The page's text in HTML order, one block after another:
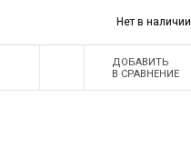
Нет в наличии
ДОБАВИТЬ
В СРАВНЕНИЕ